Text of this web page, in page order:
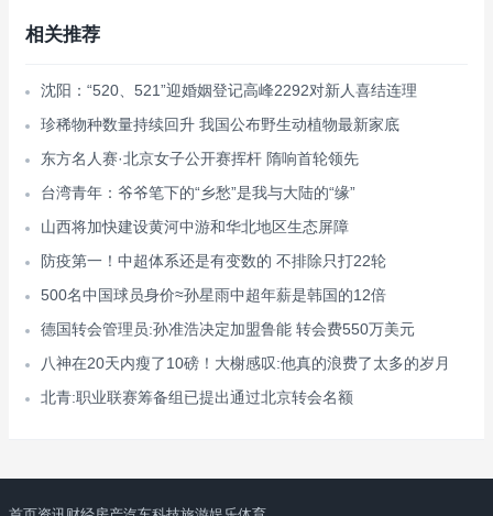
相关推荐
沈阳：“520、521”迎婚姻登记高峰2292对新人喜结连理
珍稀物种数量持续回升 我国公布野生动植物最新家底
东方名人赛·北京女子公开赛挥杆 隋响首轮领先
台湾青年：爷爷笔下的“乡愁”是我与大陆的“缘”
山西将加快建设黄河中游和华北地区生态屏障
防疫第一！中超体系还是有变数的 不排除只打22轮
500名中国球员身价≈孙星雨中超年薪是韩国的12倍
德国转会管理员:孙准浩决定加盟鲁能 转会费550万美元
八神在20天内瘦了10磅！大榭感叹:他真的浪费了太多的岁月
北青:职业联赛筹备组已提出通过北京转会名额